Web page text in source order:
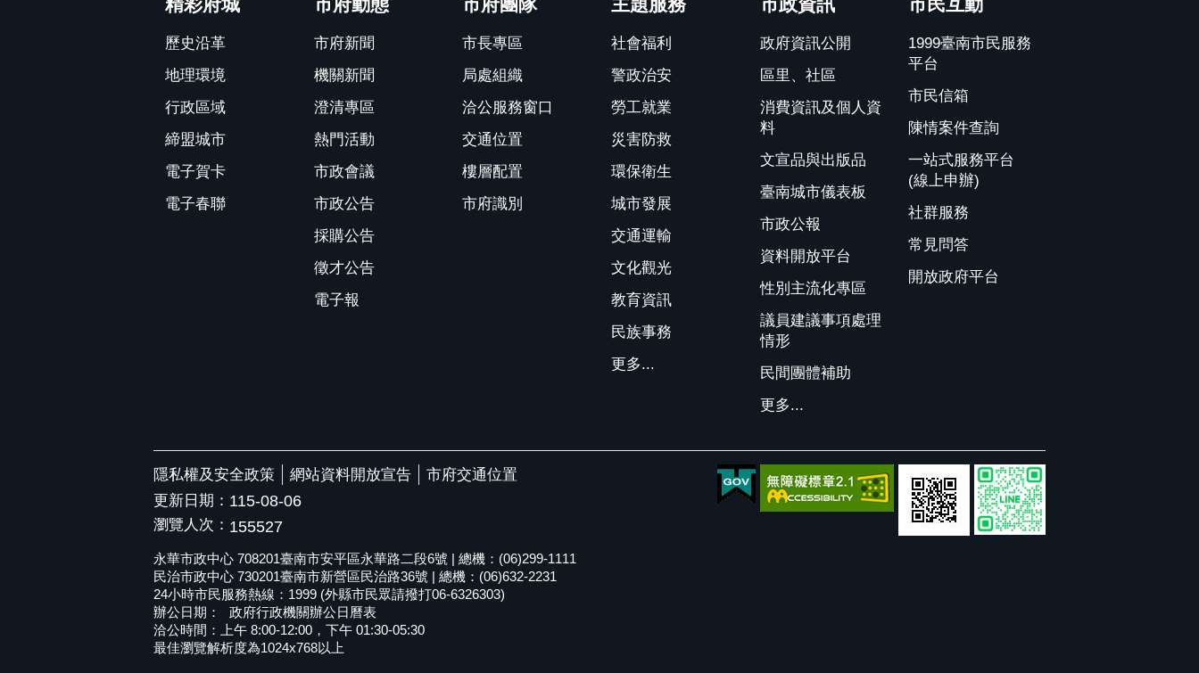
歷史沿革
地理環境
行政區域
締盟城市
電子賀卡
電子春聯
市府新聞
機關新聞
澄清專區
熱門活動
市政會議
市政公告
採購公告
徵才公告
電子報
市長專區
局處組織
洽公服務窗口
交通位置
樓層配置
市府識別
社會福利
警政治安
勞工就業
災害防救
環保衛生
城市發展
交通運輸
文化觀光
教育資訊
民族事務
更多...
政府資訊公開
區里、社區
消費資訊及個人資
料
文宣品與出版品
臺南城市儀表板
市政公報
資料開放平台
性別主流化專區
議員建議事項處理
情形
民間團體補助
更多...
1999臺南市民服務
平台
市民信箱
陳情案件查詢
一站式服務平台
(線上申辦)
社群服務
常見問答
開放政府平台
隱私權及安全政策 網站資料開放宣告
市府交通位置
更新日期： 115-08-06
瀏覽人次： 155527
永華市政中心 708201臺南市安平區永華路二段6號 | 總機：(06)299-1111
民治市政中心 730201臺南市新營區民治路36號 | 總機：(06)632-2231
24小時市民服務熱線：1999 (外縣市民眾請撥打06-6326303)
辦公日期：
政府行政機關辦公日曆表
洽公時間：上午 8:00-12:00，下午 01:30-05:30
最佳瀏覽解析度為1024x768以上